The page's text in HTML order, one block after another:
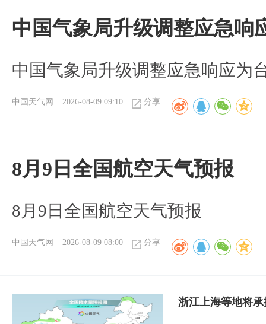
中国气象局升级调整应急响
中国气象局升级调整应急响应为
中国天气网 2026-08-09 09:10 分享
8月9日全国航空天气预报
8月9日全国航空天气预报​
中国天气网 2026-08-09 08:00 分享
浙江上海等地将